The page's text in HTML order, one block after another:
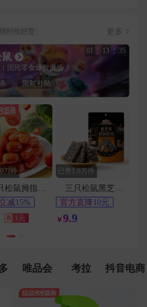
5分钟前下单成功
4分钟前下单成功
3分钟前下单成功
5分钟前下单成功
6分钟前下单成功
4分钟前下单成功
1分钟前下单成功
5分钟前下单成功
9分钟前下单成功
8分钟前下单成功
6分钟前下单成功
时抢好货 更多
鼠
！国民零食爆款返场
限时补贴
01 : 13 : 33
万件
三只松鼠拇指小肉肠20包
减15%
券 1元
已售1.0万件
三只松鼠黑芝麻核桃软糕210g
官方直降10元
淘金币频道抵扣
￥9.9
唯品会 考拉 抖音电商